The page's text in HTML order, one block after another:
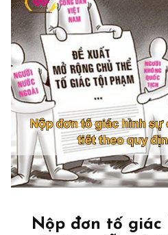
Nộp đơn tố giác